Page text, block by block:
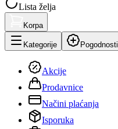
Lista želja
Korpa
Kategorije Pogodnosti
Akcije
Prodavnice
Načini plaćanja
Isporuka